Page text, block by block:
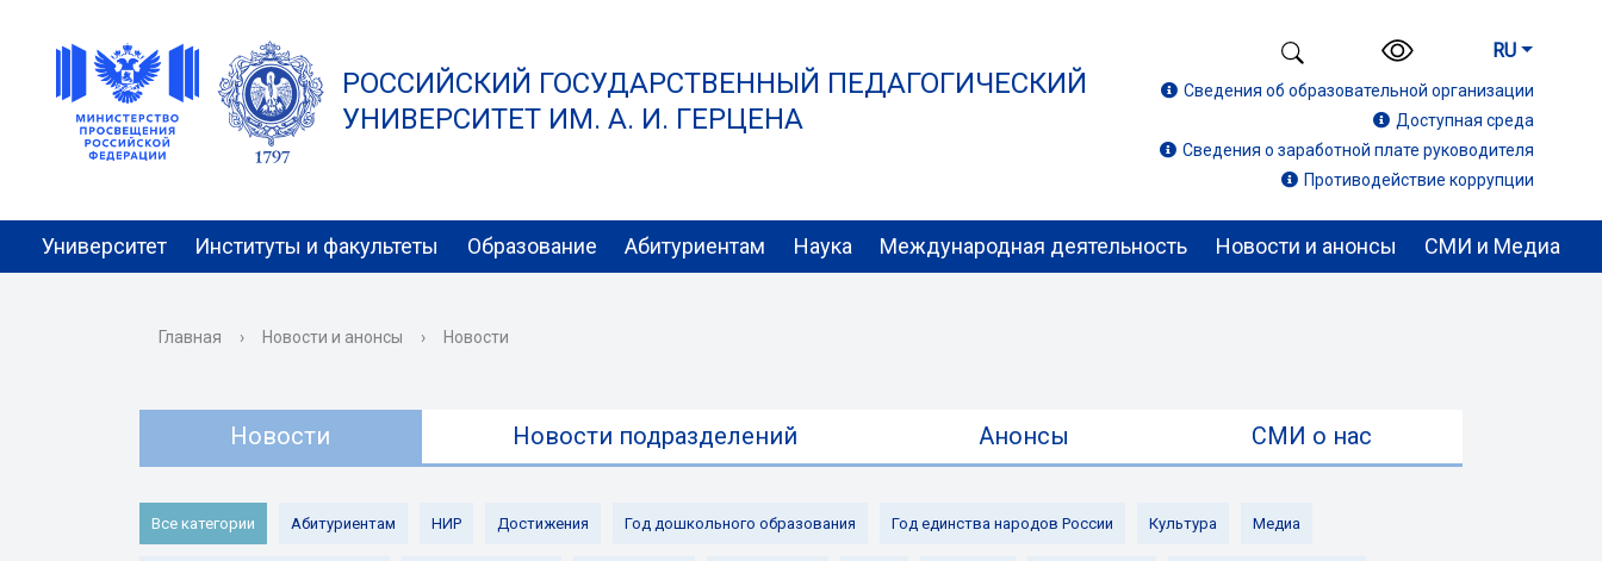
РОССИЙСКИЙ ГОСУДАРСТВЕННЫЙ ПЕДАГОГИЧЕСКИЙ
УНИВЕРСИТЕТ ИМ. А. И. ГЕРЦЕНА
RU
Сведения об образовательной организации
Доступная среда
Сведения о заработной плате руководителя
Противодействие коррупции
Университет Институты и факультеты Образование Абитуриентам Наука Международная деятельность Новости и анонсы СМИ и Медиа
Главная › Новости и анонсы › Новости
Новости Новости подразделений Анонсы СМИ о нас
Все категории Абитуриентам НИР Достижения Год дошкольного образования Год единства народов России Культура Медиа